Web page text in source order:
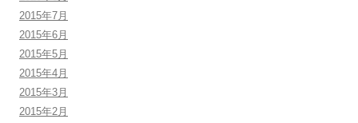
2015年7月
2015年6月
2015年5月
2015年4月
2015年3月
2015年2月